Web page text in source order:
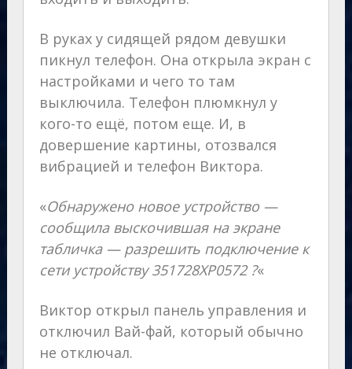
В руках у сидящей рядом девушки
пикнул телефон. Она открыла экран с
настройками и чего то там
выключила. Телефон плюмкнул у
кого-то ещё, потом еще. И, в
довершение картины, отозвался
вибрацией и телефон Виктора.
«Обнаружено новое устройство —
сообщила выскочившая на экране
табличка — разрешить подключение к
сети устройству 351728ХР0572 ?«
Виктор открыл панель управления и
отключил Вай-фай, который обычно
не отключал.